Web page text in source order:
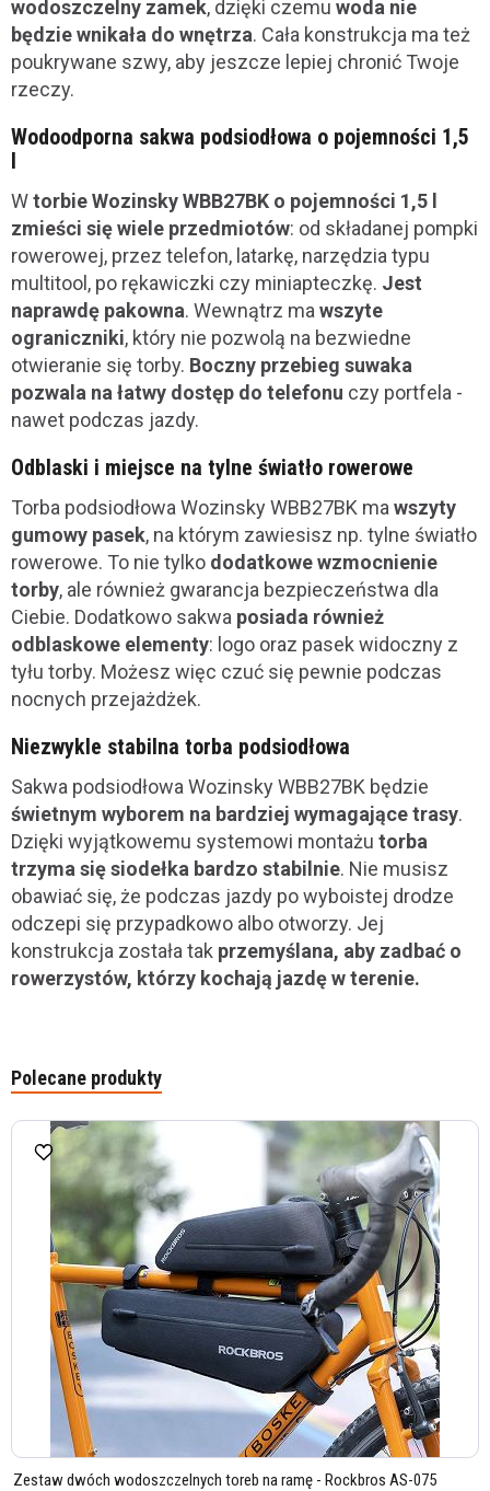
wodoszczelny zamek, dzięki czemu woda nie
będzie wnikała do wnętrza. Cała konstrukcja ma też
poukrywane szwy, aby jeszcze lepiej chronić Twoje
rzeczy.
Wodoodporna sakwa podsiodłowa o pojemności 1,5
l
Wtorbie Wozinsky WBB27BK o pojemności 1,5 l
zmieści się wiele przedmiotów: od składanej pompki
rowerowej, przez telefon, latarkę, narzędzia typu
multitool, po rękawiczki czy miniapteczkę. Jest
naprawdę pakowna. Wewnątrz ma wszyte
ograniczniki, który nie pozwolą na bezwiedne
otwieranie się torby. Boczny przebieg suwaka
pozwala na łatwy dostęp do telefonu czy portfela -
nawet podczas jazdy.
Odblaski i miejsce na tylne światło rowerowe
Torba podsiodłowa Wozinsky WBB27BK ma wszyty
gumowy pasek, na którym zawiesisz np. tylne światło
rowerowe. To nie tylko dodatkowe wzmocnienie
torby, ale również gwarancja bezpieczeństwa dla
Ciebie. Dodatkowo sakwa posiada również
odblaskowe elementy: logo oraz pasek widoczny z
tyłu torby. Możesz więc czuć się pewnie podczas
nocnych przejażdżek.
Niezwykle stabilna torba podsiodłowa
Sakwa podsiodłowa Wozinsky WBB27BK będzie
świetnym wyborem na bardziej wymagające trasy.
Dzięki wyjątkowemu systemowi montażu torba
trzyma się siodełka bardzo stabilnie. Nie musisz
obawiać się, że podczas jazdy po wyboistej drodze
odczepi się przypadkowo albo otworzy. Jej
konstrukcja została tak przemyślana, aby zadbać o
rowerzystów, którzy kochają jazdę w terenie.
Polecane produkty
Zestaw dwóch wodoszczelnych toreb na ramę - Rockbros AS-075